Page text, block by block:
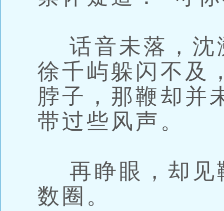
话音未落，沈
徐千屿躲闪不及
脖子，那鞭却并
带过些风声。
再睁眼，却见
数圈。